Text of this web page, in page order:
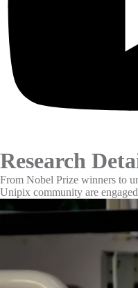
Research
From Nobel Prize winners to
Unipix community are